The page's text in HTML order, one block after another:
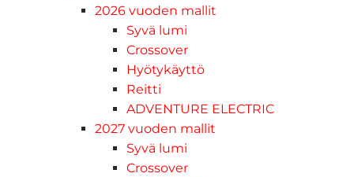
2026 vuoden mallit
Syvä lumi
Crossover
Hyötykäyttö
Reitti
ADVENTURE ELECTRIC
2027 vuoden mallit
Syvä lumi
Crossover